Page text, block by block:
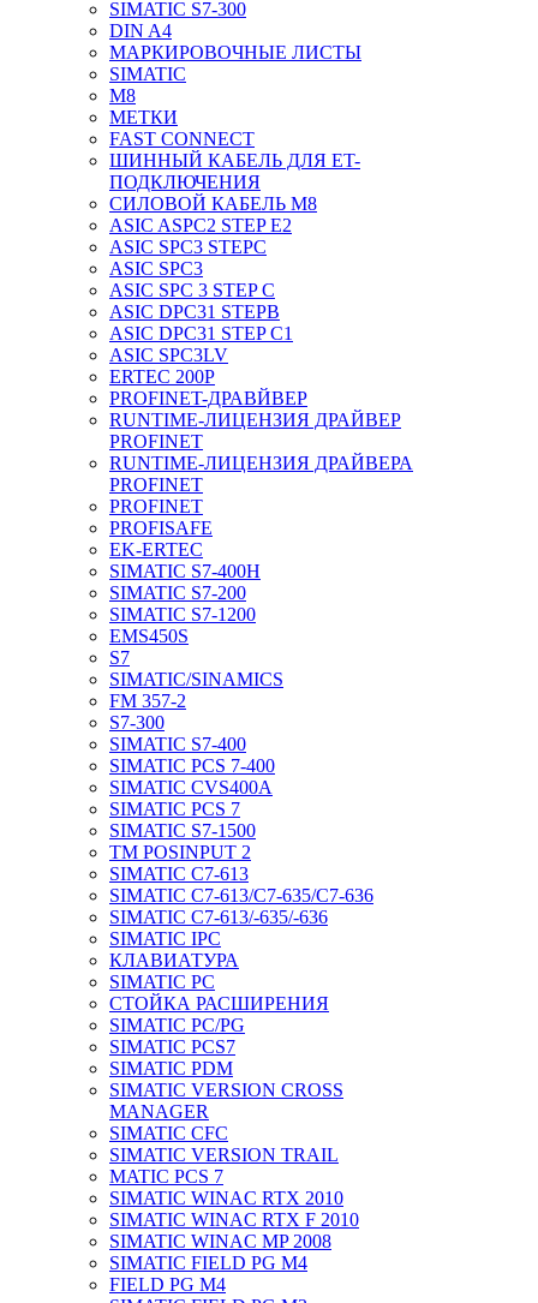
SIMATIC S7-300
DIN A4
МАРКИРОВОЧНЫЕ ЛИСТЫ
SIMATIC
M8
МЕТКИ
FAST CONNECT
ШИННЫЙ КАБЕЛЬ ДЛЯ ET-
ПОДКЛЮЧЕНИЯ
СИЛОВОЙ КАБЕЛЬ M8
ASIC ASPC2 STEP E2
ASIC SPC3 STEPC
ASIC SPC3
ASIC SPC 3 STEP C
ASIC DPC31 STEPB
ASIC DPC31 STEP C1
ASIC SPC3LV
ERTEC 200P
PROFINET-ДРАВЙВЕР
RUNTIME-ЛИЦЕНЗИЯ ДРАЙВЕР
PROFINET
RUNTIME-ЛИЦЕНЗИЯ ДРАЙВЕРА
PROFINET
PROFINET
PROFISAFE
EK-ERTEC
SIMATIC S7-400H
SIMATIC S7-200
SIMATIC S7-1200
EMS450S
S7
SIMATIC/SINAMICS
FM 357-2
S7-300
SIMATIC S7-400
SIMATIC PCS 7-400
SIMATIC CVS400A
SIMATIC PCS 7
SIMATIC S7-1500
TM POSINPUT 2
SIMATIC C7-613
SIMATIC C7-613/C7-635/C7-636
SIMATIC C7-613/-635/-636
SIMATIC IPC
КЛАВИАТУРА
SIMATIC PC
СТОЙКА РАСШИРЕНИЯ
SIMATIC PC/PG
SIMATIC PCS7
SIMATIC PDM
SIMATIC VERSION CROSS
MANAGER
SIMATIC CFC
SIMATIC VERSION TRAIL
MATIC PCS 7
SIMATIC WINAC RTX 2010
SIMATIC WINAC RTX F 2010
SIMATIC WINAC MP 2008
SIMATIC FIELD PG M4
FIELD PG M4